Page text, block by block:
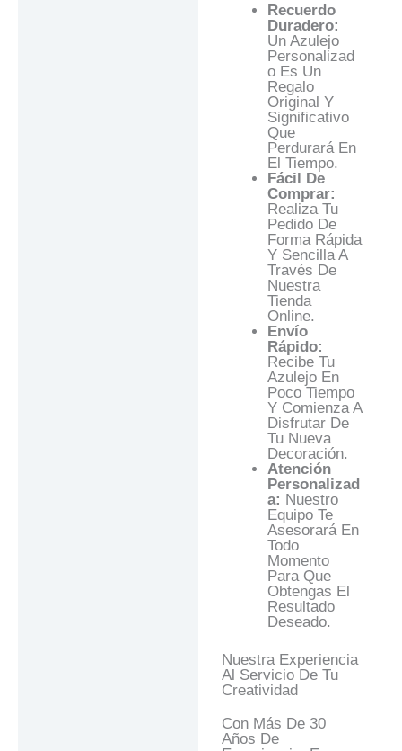
Recuerdo
Duradero:
Un Azulejo
Personalizad
O Es Un
Regalo
Original Y
Significativo
Que
Perdurará En
El Tiempo.
Fácil De
Comprar:
Realiza Tu
Pedido De
Forma Rápida
Y Sencilla A
Través De
Nuestra
Tienda
Online.
Envío
Rápido:
Recibe Tu
Azulejo En
Poco Tiempo
Y Comienza A
Disfrutar De
Tu Nueva
Decoración.
Atención
Personalizad
A: Nuestro
Equipo Te
Asesorará En
Todo
Momento
Para Que
Obtengas El
Resultado
Deseado.
Nuestra Experiencia
Al Servicio De Tu
Creatividad
Con Más De 30
Años De